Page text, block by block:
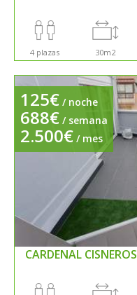
4 plazas 30m2
125€ / noche
688€ / semana
2.500€ / mes
CARDENAL CISNEROS